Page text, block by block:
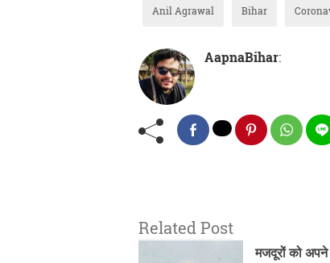
Anil Agrawal Bihar
AapnaBihar:
Related Post
मजदूरों को अपने